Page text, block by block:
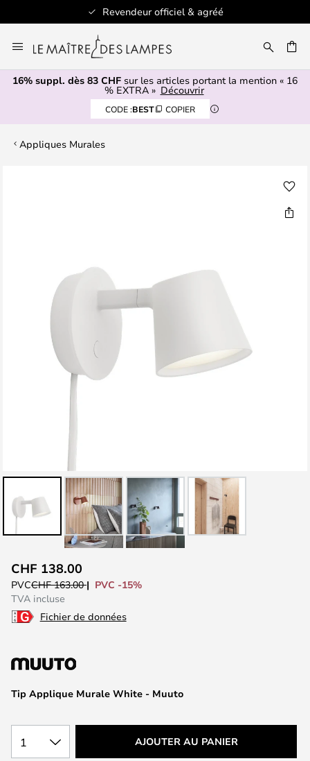
Revendeur officiel & agréé
au
contenu
16% suppl. dès 83 CHF sur les articles portant la mention « 16
% EXTRA » Découvrir
CODE :BEST COPIER
Appliques Murales
to
the
beginning
of
images
Tip Applique Murale White - Muuto
CHF 138.00
PVCCHF 163.00
PVC -15%
TVA incluse
Fichier de données
1 AJOUTER AU PANIER